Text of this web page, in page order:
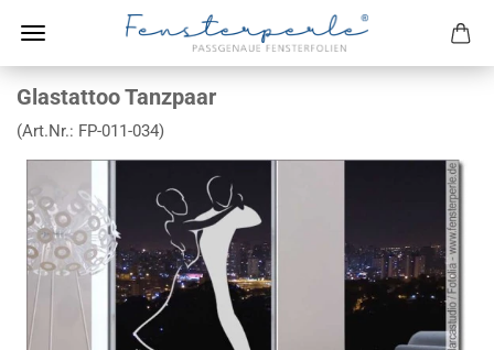
Glastattoo Tanzpaar
(Art.Nr.: FP-011-034)